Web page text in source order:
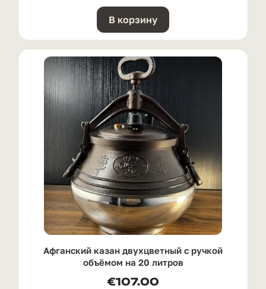
В корзину
Афганский казан двухцветный с ручкой
oбъёмом на 20 литров
€107.00